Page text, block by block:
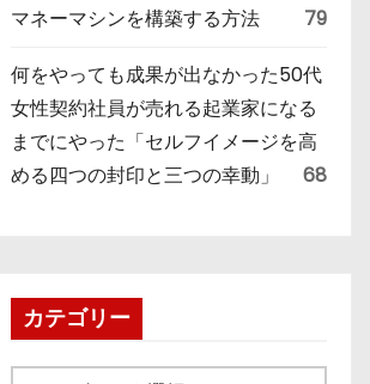
マネーマシンを構築する方法
79
何をやっても成果が出なかった50代
女性契約社員が売れる起業家になる
までにやった「セルフイメージを高
める四つの封印と三つの幸動」
68
カテゴリー